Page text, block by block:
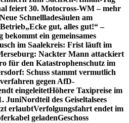
feiert 30. Motocross-WM – mehr
Neue Schnellladesäulen am
„Ecke gut, alles gut!“ –
ein gemeinsames
im Saalekreis: Frist läuft im
Nackter Mann attackiert
für den Katastrophenschutz im
Schuss stammt vermutlich
gegen AfD-
eingeleitetHöhere Taxipreise im
JuniNordteil des Geiseltalsees
erlaubtVerfolgungsfahrt endet im
geladenGeschoss